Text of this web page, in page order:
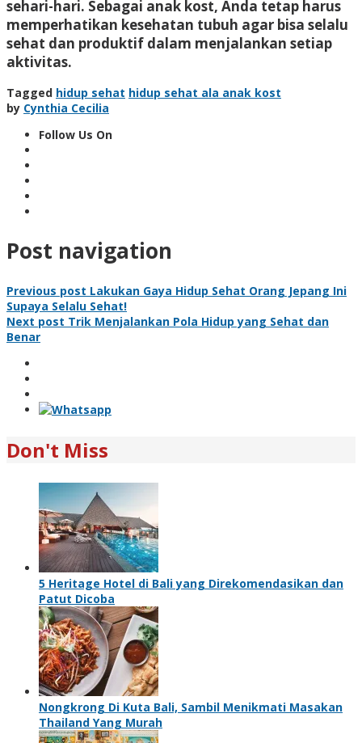
sehari-hari. Sebagai anak kost, Anda tetap harus
memperhatikan kesehatan tubuh agar bisa selalu
sehat dan produktif dalam menjalankan setiap
aktivitas.
Tagged hidup sehat hidup sehat ala anak kost
by Cynthia Cecilia
Follow Us On
Post navigation
Previous post Lakukan Gaya Hidup Sehat Orang Jepang Ini
Supaya Selalu Sehat!
Next post Trik Menjalankan Pola Hidup yang Sehat dan
Benar
Don't Miss
5 Heritage Hotel di Bali yang Direkomendasikan dan
Patut Dicoba
Nongkrong Di Kuta Bali, Sambil Menikmati Masakan
Thailand Yang Murah